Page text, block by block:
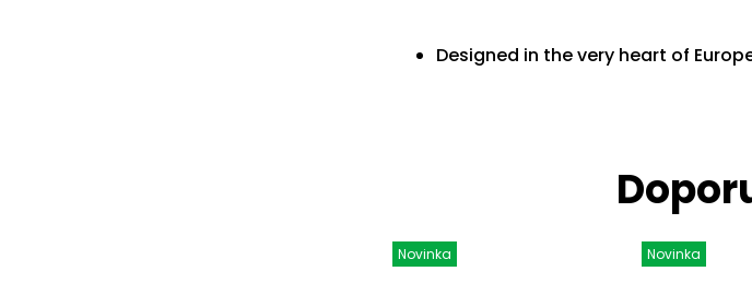
Novinka Novinka
Designed in the very heart of